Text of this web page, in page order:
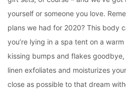
yourself or someone you love.
plans we had for 2020? This body
you’re lying in a spa tent on a
kissing bumps and flakes
linen exfoliates and moisturizes
close as possible to that dream